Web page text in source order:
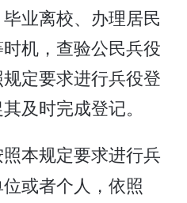
业离校、办理居民
机，查验公民兵役
定要求进行兵役登
及时完成登记。
本规定要求进行兵
或者个人，依照